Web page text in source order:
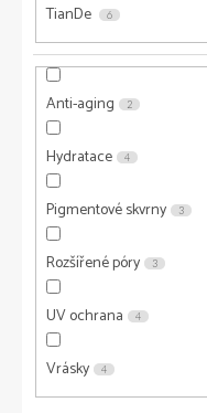
TianDe 6
Anti-aging 2
Hydratace 4
Pigmentové skvrny 3
Rozšířené póry 3
UV ochrana 4
Vrásky 4